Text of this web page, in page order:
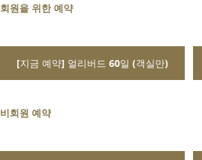
회원을 위한 예약
[지금 예약] 얼리버드 60일 (객실만)
비회원 예약